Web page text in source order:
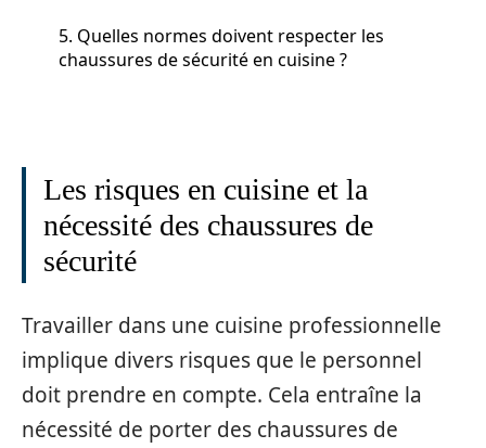
5. Quelles normes doivent respecter les
chaussures de sécurité en cuisine ?
Les risques en cuisine et la
nécessité des chaussures de
sécurité
Travailler dans une cuisine professionnelle
implique divers risques que le personnel
doit prendre en compte. Cela entraîne la
nécessité de porter des chaussures de